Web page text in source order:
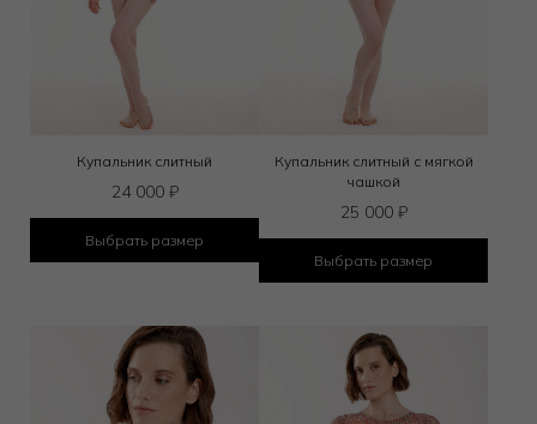
Купальник слитный
24 000 ₽
Выбрать размер
Купальник слитный с мягкой
чашкой
25 000 ₽
Выбрать размер